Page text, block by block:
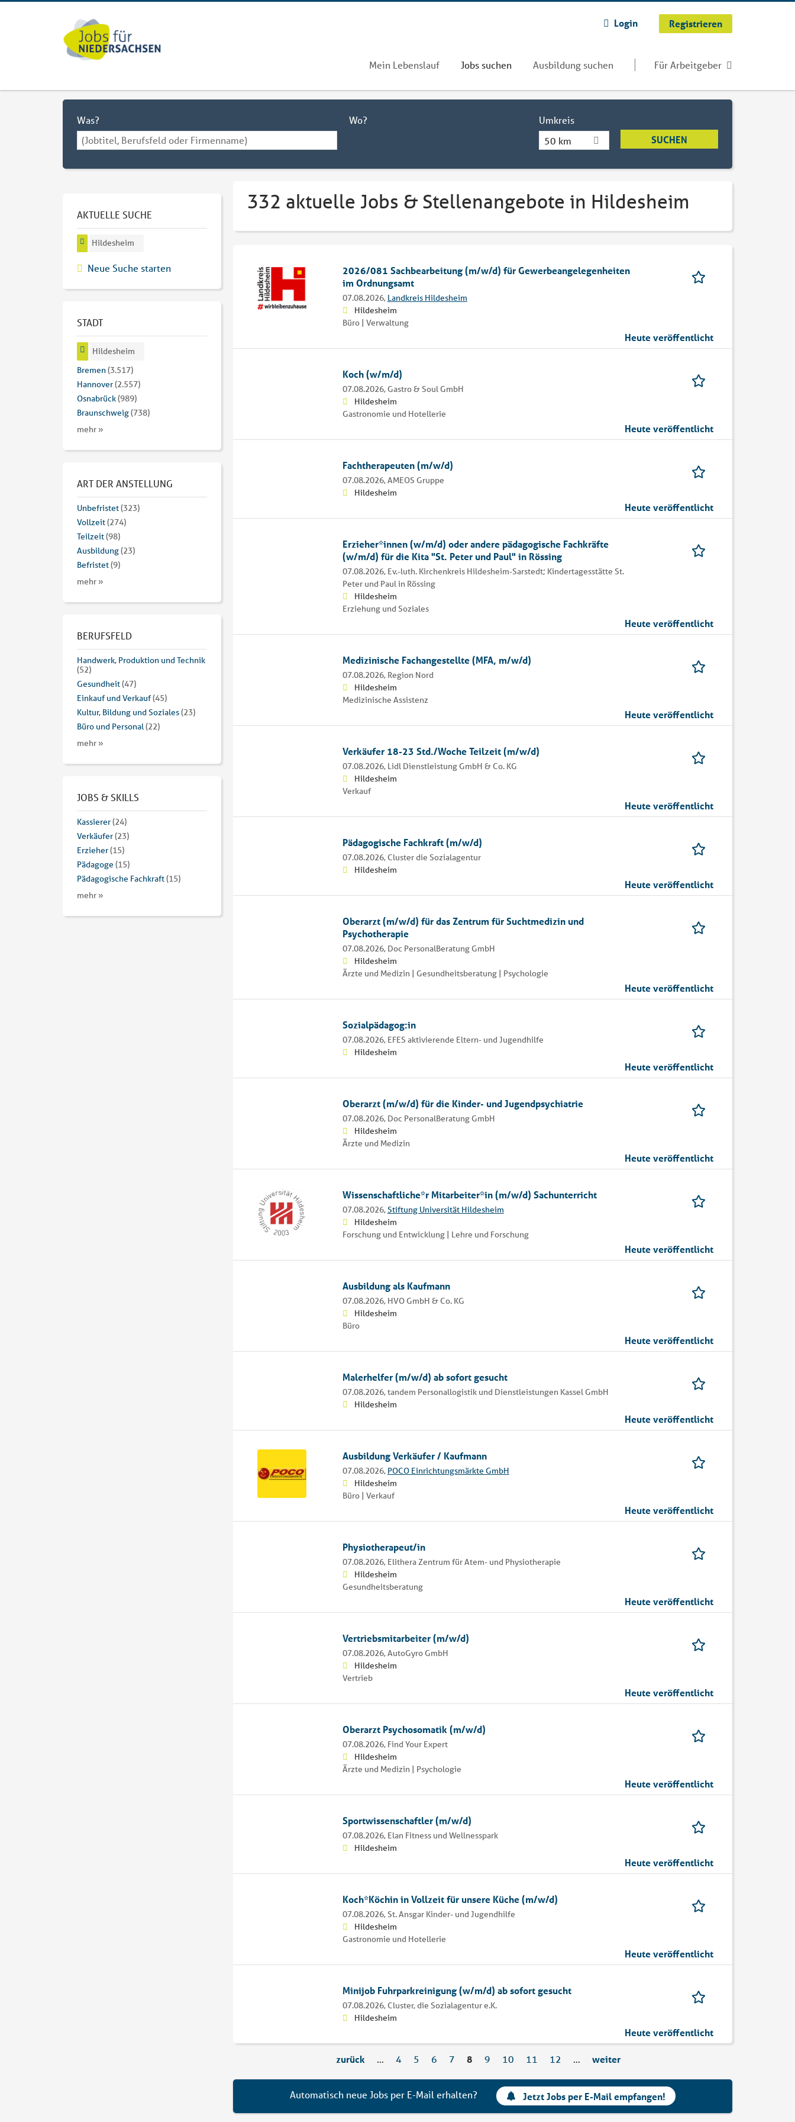
Login Registrieren
Mein Lebenslauf Jobs suchen Ausbildung suchen Für Arbeitgeber
Was? Wo?
Umkreis
50 km
332 aktuelle Jobs & Stellenangebote in Hildesheim
2026/081 Sachbearbeitung (m/w/d) für Gewerbeangelegenheiten
im Ordnungsamt
07.08.2026, Landkreis Hildesheim
Hildesheim
Büro | Verwaltung
Heute veröffentlicht
Koch (w/m/d)
07.08.2026, Gastro & Soul GmbH
Hildesheim
Gastronomie und Hotellerie
Heute veröffentlicht
Fachtherapeuten (m/w/d)
07.08.2026,AMEOS Gruppe
Hildesheim
Heute veröffentlicht
Erzieher*innen (w/m/d) oder andere pädagogische Fachkräfte
(w/m/d) für die Kita "St. Peter und Paul" in Rössing
07.08.2026, Ev.-luth. Kirchenkreis Hildesheim-Sarstedt; Kindertagesstätte St.
Peter und Paul in Rössing
Hildesheim
Erziehung und Soziales
Heute veröffentlicht
Medizinische Fachangestellte (MFA, m/w/d)
07.08.2026, Region Nord
Hildesheim
Medizinische Assistenz
Heute veröffentlicht
Verkäufer 18-23 Std./Woche Teilzeit (m/w/d)
07.08.2026, Lidl Dienstleistung GmbH & Co. KG
Hildesheim
Verkauf
Heute veröffentlicht
Pädagogische Fachkraft (m/w/d)
07.08.2026, Cluster die Sozialagentur
Hildesheim
Heute veröffentlicht
Oberarzt (m/w/d) für das Zentrum für Suchtmedizin und
Psychotherapie
07.08.2026, Doc PersonalBeratung GmbH
Hildesheim
Ärzte und Medizin | Gesundheitsberatung | Psychologie
Heute veröffentlicht
Sozialpädagog:in
07.08.2026, EFES aktivierende Eltern- und Jugendhilfe
Hildesheim
Heute veröffentlicht
Oberarzt (m/w/d) für die Kinder- und Jugendpsychiatrie
07.08.2026, Doc PersonalBeratung GmbH
Hildesheim
Ärzte und Medizin
Heute veröffentlicht
Wissenschaftliche*r Mitarbeiter*in (m/w/d) Sachunterricht
07.08.2026, Stiftung Universität Hildesheim
Hildesheim
Forschung und Entwicklung | Lehre und Forschung
Heute veröffentlicht
Ausbildung als Kaufmann
07.08.2026, HVO GmbH & Co. KG
Hildesheim
Büro
Heute veröffentlicht
Malerhelfer (m/w/d) ab sofort gesucht
07.08.2026,tandem Personallogistik und Dienstleistungen Kassel GmbH
Hildesheim
Heute veröffentlicht
Ausbildung Verkäufer / Kaufmann
07.08.2026, POCO Einrichtungsmärkte GmbH
Hildesheim
Büro | Verkauf
Heute veröffentlicht
Physiotherapeut/in
07.08.2026, Elithera Zentrum für Atem- und Physiotherapie
Hildesheim
Gesundheitsberatung
Heute veröffentlicht
Vertriebsmitarbeiter (m/w/d)
07.08.2026,AutoGyro GmbH
Hildesheim
Vertrieb
Heute veröffentlicht
Oberarzt Psychosomatik (m/w/d)
07.08.2026, Find Your Expert
Hildesheim
Ärzte und Medizin | Psychologie
Heute veröffentlicht
Sportwissenschaftler (m/w/d)
07.08.2026, Elan Fitness und Wellnesspark
Hildesheim
Heute veröffentlicht
Koch*Köchin in Vollzeit für unsere Küche (m/w/d)
07.08.2026, St. Ansgar Kinder- und Jugendhilfe
Hildesheim
Gastronomie und Hotellerie
Heute veröffentlicht
Minijob Fuhrparkreinigung (w/m/d) ab sofort gesucht
07.08.2026, Cluster, die Sozialagentur e.K.
Hildesheim
Heute veröffentlicht
zurück … 4 5 6 7 8 9 10 11 12 … weiter
Automatisch neue Jobs per E-Mail erhalten? Jetzt Jobs per E-Mail empfangen!
AKTUELLE SUCHE
Hildesheim
Neue Suche starten
STADT
Hildesheim
Bremen(3.517)
Hannover(2.557)
Osnabrück(989)
Braunschweig(738)
mehr »
ART DER ANSTELLUNG
Unbefristet(323)
Vollzeit(274)
Teilzeit(98)
Ausbildung(23)
Befristet(9)
mehr »
BERUFSFELD
Handwerk, Produktion und Technik
(52)
Gesundheit(47)
Einkauf und Verkauf(45)
Kultur, Bildung und Soziales(23)
Büro und Personal(22)
mehr »
JOBS & SKILLS
Kassierer(24)
Verkäufer(23)
Erzieher(15)
Pädagoge (15)
Pädagogische Fachkraft(15)
mehr »